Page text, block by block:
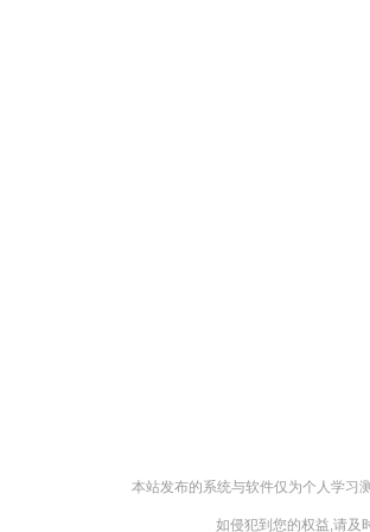
本站发布的系统与软件仅为个人学习
如侵犯到您的权益,请及